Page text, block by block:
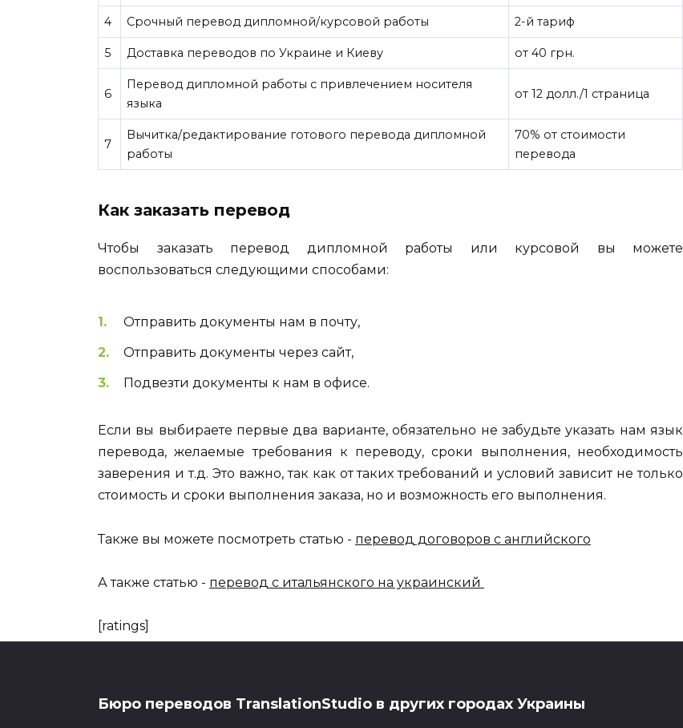
4 Срочный перевод дипломной/курсовой работы 2-й тариф
5 Доставка переводов по Украине и Киеву от 40 грн.
6
Перевод дипломной работы с привлечением носителя
языка
от 12 долл./1 страница
7
Вычитка/редактирование готового перевода дипломной
работы
70% от стоимости
перевода
Как заказать перевод
Чтобы заказать перевод дипломной работы или курсовой вы можете
воспользоваться следующими способами:
Отправить документы нам в почту,
Отправить документы через сайт,
Подвезти документы к нам в офисе.
Если вы выбираете первые два варианте, обязательно не забудьте указать нам язык
перевода, желаемые требования к переводу, сроки выполнения, необходимость
заверения и т.д. Это важно, так как от таких требований и условий зависит не только
стоимость и сроки выполнения заказа, но и возможность его выполнения.
Также вы можете посмотреть статью - перевод договоров с английского
А также статью - перевод с итальянского на украинский
[ratings]
Бюро переводов TranslationStudio в других городах Украины